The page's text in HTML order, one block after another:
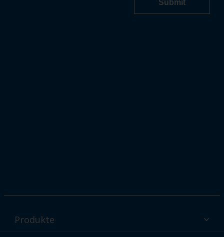
Produkte